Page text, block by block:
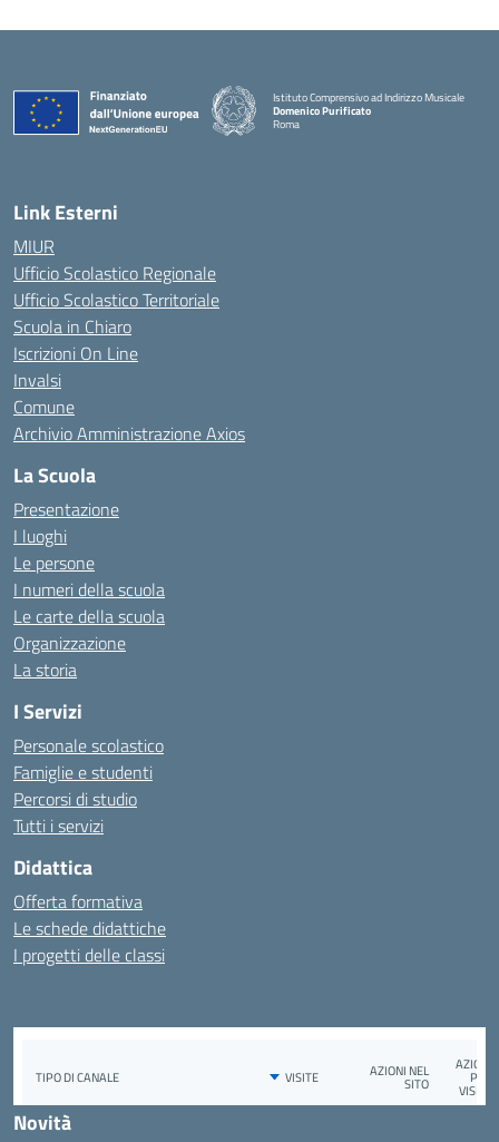
Istituto Comprensivo ad Indirizzo Musicale
Domenico Purificato
Roma
Link Esterni
MIUR
Ufficio Scolastico Regionale
Ufficio Scolastico Territoriale
Scuola in Chiaro
Iscrizioni On Line
Invalsi
Comune
Archivio Amministrazione Axios
La Scuola
Presentazione
I luoghi
Le persone
I numeri della scuola
Le carte della scuola
Organizzazione
La storia
I Servizi
Personale scolastico
Famiglie e studenti
Percorsi di studio
Tutti i servizi
Didattica
Offerta formativa
Le schede didattiche
I progetti delle classi
Novità